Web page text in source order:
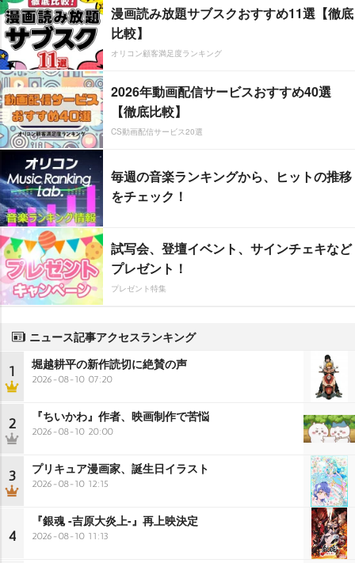
漫画読み放題サブスクおすすめ11選【徹底
比較】
オリコン顧客満足度ランキング
2026年動画配信サービスおすすめ40選
【徹底比較】
CS動画配信サービス20選
毎週の音楽ランキングから、ヒットの推移
をチェック！
試写会、登壇イベント、サインチェキなど
プレゼント！
プレゼント特集
ニュース記事アクセスランキング
1 堀越耕平の新作読切に絶賛の声
2026-08-10 07:20
2 『ちいかわ』作者、映画制作で苦悩
2026-08-10 20:00
3 プリキュア漫画家、誕生日イラスト
2026-08-10 12:15
4
『銀魂 -吉原大炎上-』再上映決定
2026-08-10 11:13